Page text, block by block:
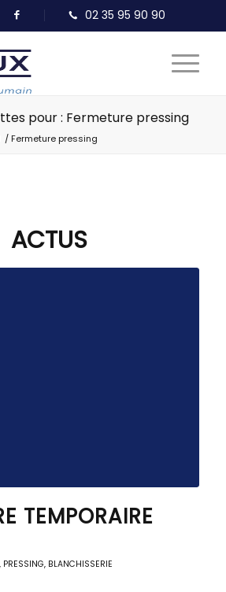
pour : Fermeture pressing
/ Fermeture pressing
ACTUS
TEMPORAIRE
, PRESSING, BLANCHISSERIE